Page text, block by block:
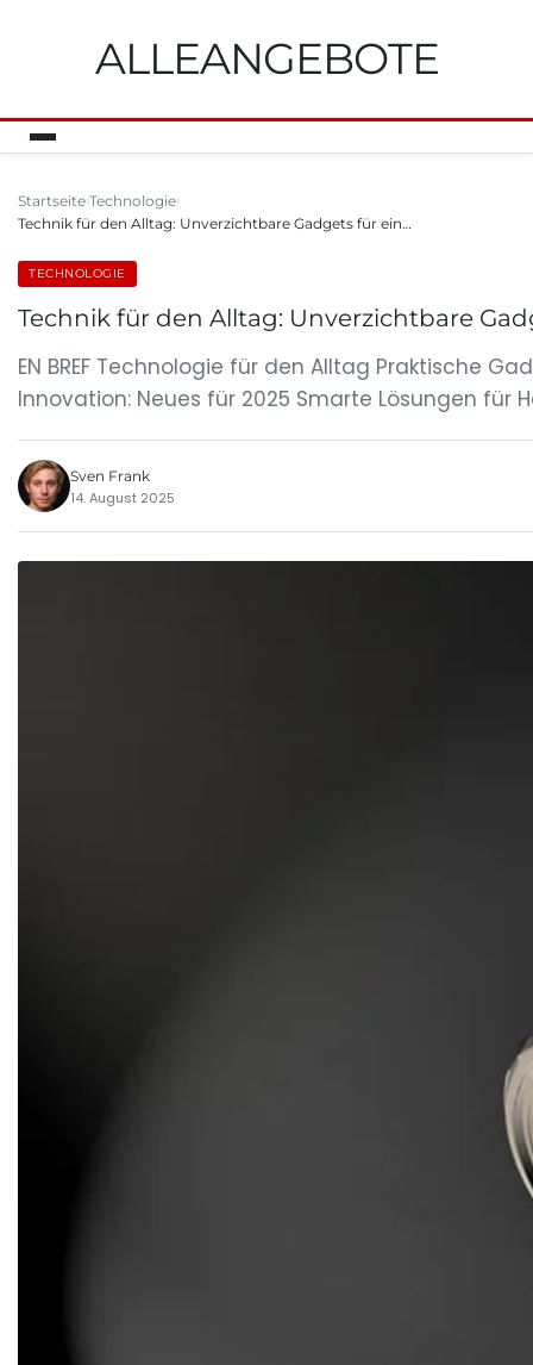
ALLEANGEBOTE
Startseite Technologie
Technik für den Alltag: Unverzichtbare Gadgets für ein…
TECHNOLOGIE
Technik für den Alltag: Unverzichtbare
EN BREF Technologie für den Alltag Praktische
Innovation: Neues für 2025 Smarte Lösungen für
Sven Frank
14. August 2025